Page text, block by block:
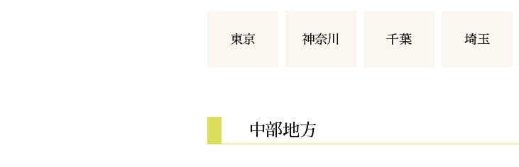
東京 神奈川 千葉 埼玉
中部地方